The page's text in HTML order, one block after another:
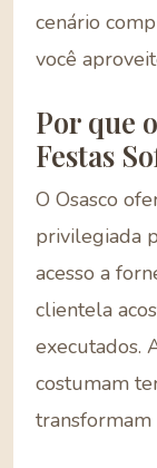
cenário
você
Por que
Festas
O Osasco
privilegiada
acesso a
clientela
executados.
costumam
transformam